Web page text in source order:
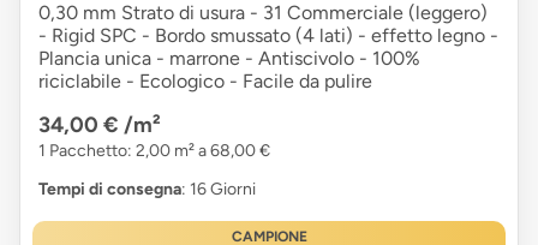
0,30 mm Strato di usura - 31 Commerciale (leggero)
- Rigid SPC - Bordo smussato (4 lati) - effetto legno -
Plancia unica - marrone - Antiscivolo - 100%
riciclabile - Ecologico - Facile da pulire
34,00 € /m²
1 Pacchetto: 2,00 m² a 68,00 €
Tempi di consegna: 16 Giorni
CAMPIONE